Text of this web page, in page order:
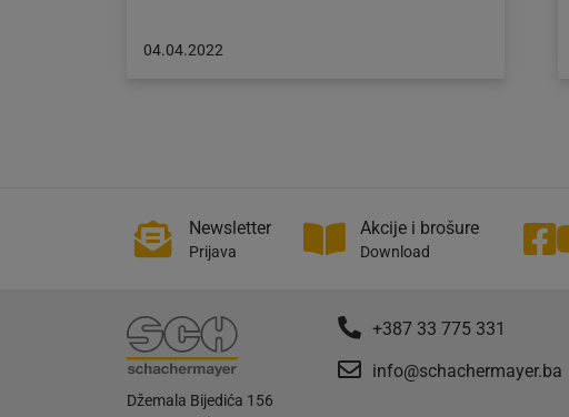
Objava
04.04.2022
Newsletter
Prijava
Akcije i brošure
Download
Džemala Bijedića 156
+387 33 775 331
info@schachermayer.ba